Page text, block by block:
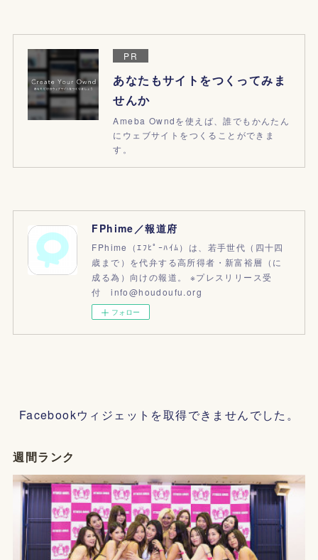
PR
あなたもサイトをつくってみま
せんか
Ameba Owndを使えば、誰でもかんたん
にウェブサイトをつくることができま
す。
FPhime／報道府
FPhime（ｴﾌﾋﾟｰﾊｲﾑ）は、若手世代（四十四
歳まで）を代弁する高所得者・新富裕層（に
成る為）向けの報道。 ※プレスリリース受
付 info@houdoufu.org
フォロー
Facebookウィジェットを取得できませんでした。
週間ランク